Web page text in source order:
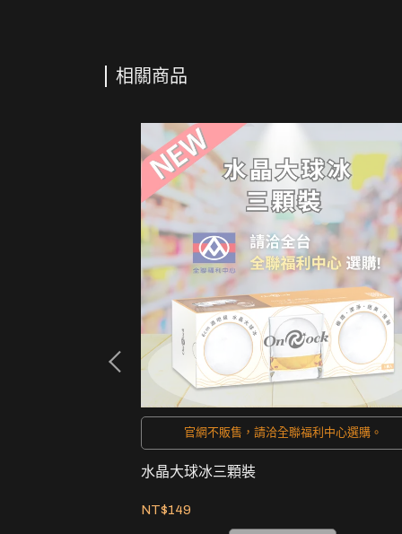
相關商品
官網不販售，請洽全聯福利中心選購。
水晶大球冰三顆裝
NT$149